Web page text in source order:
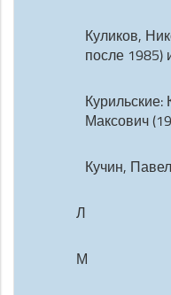
Куликов,
после 1985)
Курильские:
Максович
Кучин,
Л
М